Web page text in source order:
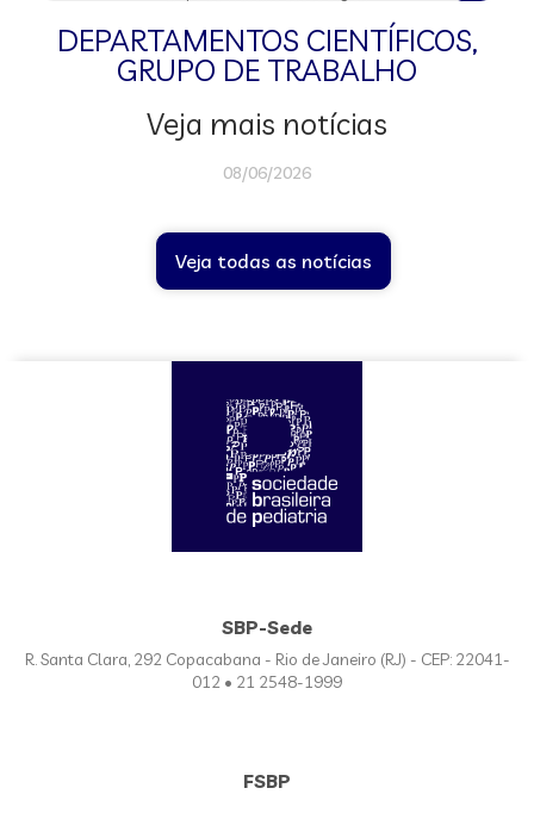
DEPARTAMENTOS CIENTÍFICOS,
GRUPO DE TRABALHO
Veja mais notícias
08/06/2026
Veja todas as notícias
SBP-Sede
R. Santa Clara, 292 Copacabana - Rio de Janeiro (RJ) - CEP: 22041-
012 • 21 2548-1999
FSBP